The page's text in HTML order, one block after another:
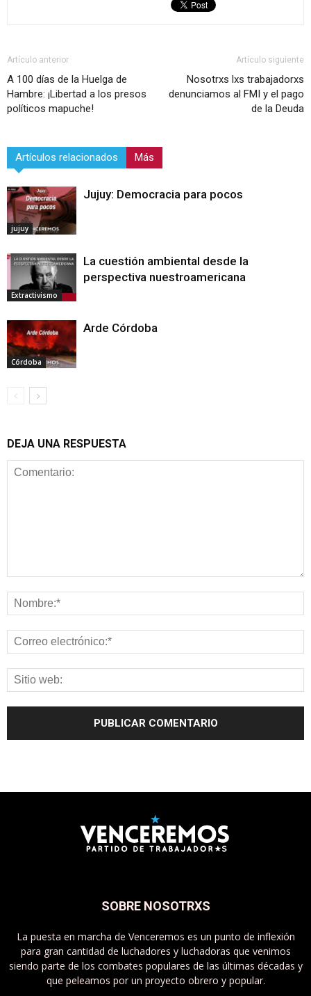
Artículo anterior
A 100 días de la Huelga de
Hambre: ¡Libertad a los presos
políticos mapuche!
Artículo siguiente
Nosotrxs lxs trabajadorxs
denunciamos al FMI y el pago
de la Deuda
Artículos relacionados Más
jujuy
Jujuy: Democracia para pocos
Extractivismo
La cuestión ambiental desde la
perspectiva nuestroamericana
Córdoba
Arde Córdoba
DEJA UNA RESPUESTA
SOBRE NOSOTRXS
La puesta en marcha de Venceremos es un punto de inflexión
para gran cantidad de luchadores y luchadoras que venimos
siendo parte de los combates populares de las últimas décadas y
que peleamos por un proyecto obrero y popular.